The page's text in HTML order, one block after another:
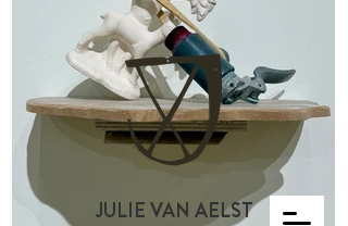
JULIE VAN AELST